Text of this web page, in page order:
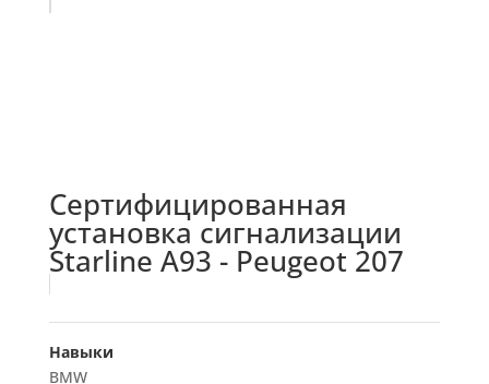
Сертифицированная
установка сигнализации
Starline A93 - Peugeot 207
Навыки
BMW